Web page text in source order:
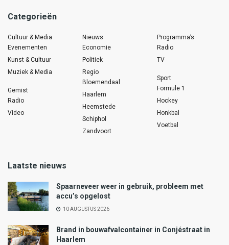
Categorieën
Cultuur & Media
Evenementen
Kunst & Cultuur
Muziek & Media
Gemist
Radio
Video
Nieuws
Economie
Politiek
Regio
Bloemendaal
Haarlem
Heemstede
Schiphol
Zandvoort
Programma’s
Radio
TV
Sport
Formule 1
Hockey
Honkbal
Voetbal
Laatste nieuws
Spaarneveer weer in gebruik, probleem met
accu’s opgelost
10 AUGUSTUS 2026
Brand in bouwafvalcontainer in Conjéstraat in
Haarlem